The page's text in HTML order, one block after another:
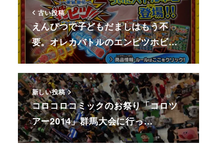
古い投稿
えんぴつで子どもだましはもう不
要。オレカバトルのエンピツホビ…
新しい投稿
コロコロコミックのお祭り「コロツ
アー2014」群馬大会に行っ…